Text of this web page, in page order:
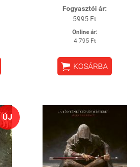
Fogyasztói ár:
5995 Ft
Online ár:
4 795 Ft
 KOSÁRBA
ÚJ